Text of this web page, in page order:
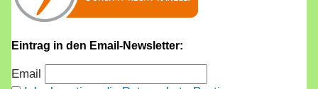
Eintrag in den Email-Newsletter:
Email